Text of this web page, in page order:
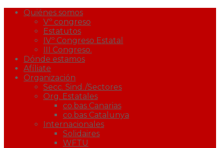
Quiénes somos
Vº congreso
Estatutos
IVº Congreso Estatal
III Congreso.
Dónde estamos
Afíliate
Organización
Secc. Sind./Sectores
Org. Estatales
co.bas Canarias
co.bas Catalunya
Internacionales
Solidaires
WFTU